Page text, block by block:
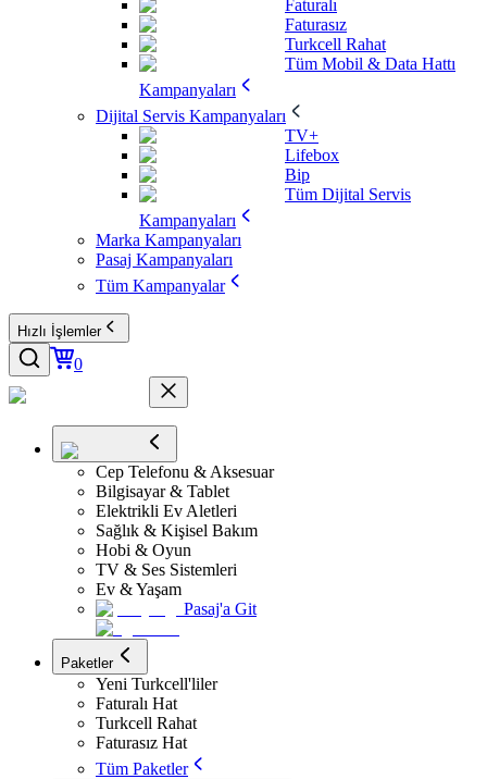
Faturalı
Faturasız
Turkcell Rahat
Tüm Mobil & Data Hattı
Kampanyaları
Dijital Servis Kampanyaları
TV+
Lifebox
Bip
Tüm Dijital Servis
Kampanyaları
Marka Kampanyaları
Pasaj Kampanyaları
Tüm Kampanyalar
Hızlı İşlemler
0
Cep Telefonu & Aksesuar
Bilgisayar & Tablet
Elektrikli Ev Aletleri
Sağlık & Kişisel Bakım
Hobi & Oyun
TV & Ses Sistemleri
Ev & Yaşam
Pasaj'a Git
Paketler
Yeni Turkcell'liler
Faturalı Hat
Turkcell Rahat
Faturasız Hat
Tüm Paketler